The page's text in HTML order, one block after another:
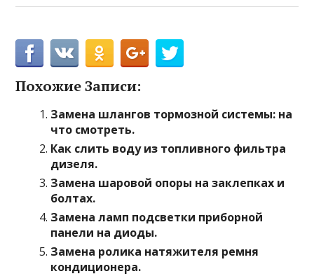
Похожие Записи:
Замена шлангов тормозной системы: на
что смотреть.
Как слить воду из топливного фильтра
дизеля.
Замена шаровой опоры на заклепках и
болтах.
Замена ламп подсветки приборной
панели на диоды.
Замена ролика натяжителя ремня
кондиционера.